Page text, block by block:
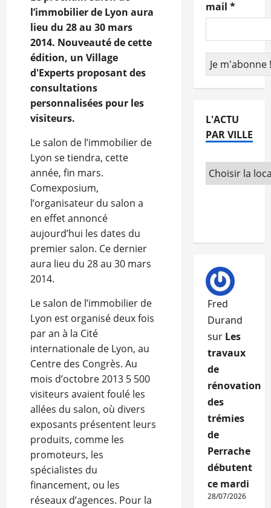
l’immobilier de Lyon aura
lieu du 28 au 30 mars
2014. Nouveauté de cette
édition, un Village
d'Experts proposant des
consultations
personnalisées pour les
visiteurs.
Le salon de l’immobilier de
Lyon se tiendra, cette
année, fin mars.
Comexposium,
l’organisateur du salon a
en effet annoncé
aujourd’hui les dates du
premier salon. Ce dernier
aura lieu du 28 au 30 mars
2014.
Le salon de l’immobilier de
Lyon est organisé deux fois
par an à la Cité
internationale de Lyon, au
Centre des Congrès. Au
mois d’octobre 2013 5 500
visiteurs avaient foulé les
allées du salon, où divers
exposants présentent leurs
produits, comme les
promoteurs, les
spécialistes du
financement, ou les
réseaux d’agences. Pour la
mail *
L'ACTU
PAR VILLE
Fred
Durand
sur Les
travaux
de
rénovation
des
trémies
de
Perrache
débutent
ce mardi
28/07/2026